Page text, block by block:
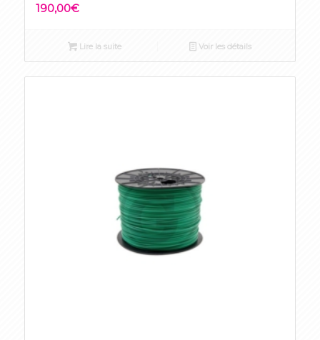
190,00€
Lire la suite Voir les détails